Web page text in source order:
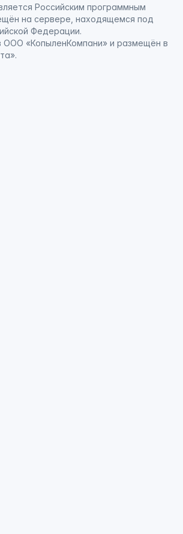
Российским программным
на сервере, находящемся под
Федерации.
ООО «КопыленКомпани» и размещён в